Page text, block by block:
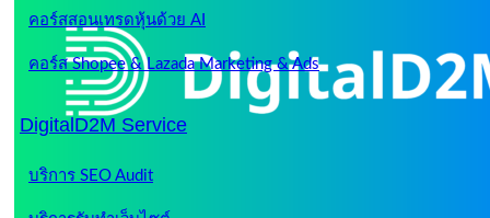
คอร์สสอนเทรดหุ้นด้วย AI
คอร์ส Shopee & Lazada Marketing & Ads
DigitalD2M Service
บริการ SEO Audit